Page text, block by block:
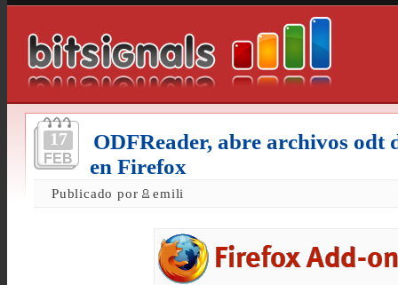
17
FEB
ODFReader, abre archivos odt
en Firefox
Publicado por emili